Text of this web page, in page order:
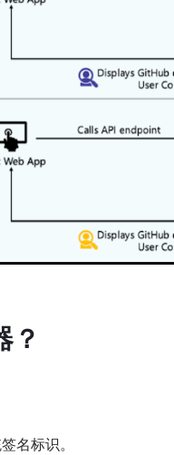
？
名标识。